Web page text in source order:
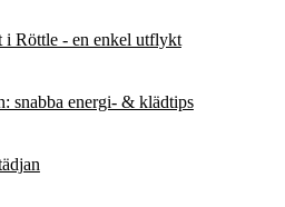
i Röttle - en enkel utflykt
snabba energi- & klädtips